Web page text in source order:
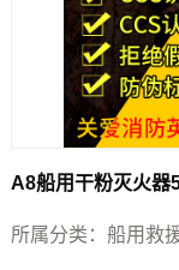
A8船用干粉灭火
所属分类： 船用救